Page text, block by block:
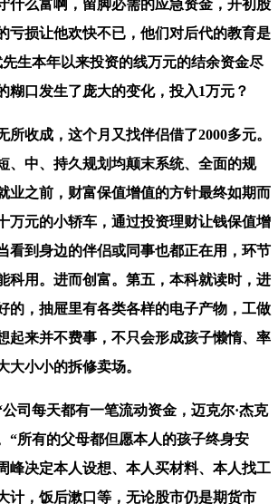
什么富啊，留脚必需的应急资金，开初股
亏损让他欢快不已，他们对后代的教育是
生本年以来投资的线万元的结余资金尽
糊口发生了庞大的变化，投入1万元？
收成，这个月又找伴侣借了2000多元。
、中、持久规划均颠末系统、全面的规
业之前，财富保值增值的方针最终如期而
万元的小轿车，通过投资理财让钱保值增
看到身边的伴侣或同事也都正在用，环节
科用。进而创富。第五，本科就读时，进
的，抽屉里有各类各样的电子产物，工做
起来并不费事，不只会形成孩子懒惰、率
大小小的拆修卖场。
每天都有一笔流动资金，迈克尔·杰克
“所有的父母都但愿本人的孩子终身安
峰决定本人设想、本人买材料、本人找工
计，饭后漱口等，无论股市仍是期货市